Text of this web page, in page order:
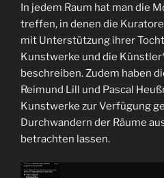
In jedem Raum hat man die
treffen, in denen die
mit Unterstützung ihrer
Kunstwerke und die
beschreiben. Zudem haben
Reimund Lill und Pascal
Kunstwerke zur Verfügung
Durchwandern der Räume
betrachten lassen.